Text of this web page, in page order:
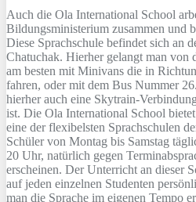
Auch die Ola International School
Bildungsministerium zusammen und
Diese Sprachschule befindet sich an
Chatuchak. Hierher gelangt man von
am besten mit Minivans die in
fahren, oder mit dem Bus Nummer
hierher auch eine Skytrain-
ist. Die Ola International School
eine der flexibelsten Sprachschulen
Schüler von Montag bis Samstag
20 Uhr, natürlich gegen
erscheinen. Der Unterricht an dieser
auf jeden einzelnen Studenten
man die Sprache im eigenen Tempo